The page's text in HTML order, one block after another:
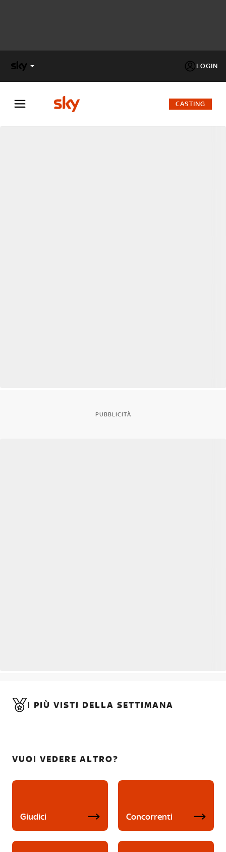
LOGIN
FACTOR
CASTING
PUBBLICITÀ
I PIÙ VISTI DELLA SETTIMANA
VUOI VEDERE ALTRO?
Giudici Concorrenti